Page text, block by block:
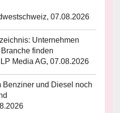
07.08.2026
Unternehmen
finden
Media AG, 07.08.2026
Benziner und Diesel noch